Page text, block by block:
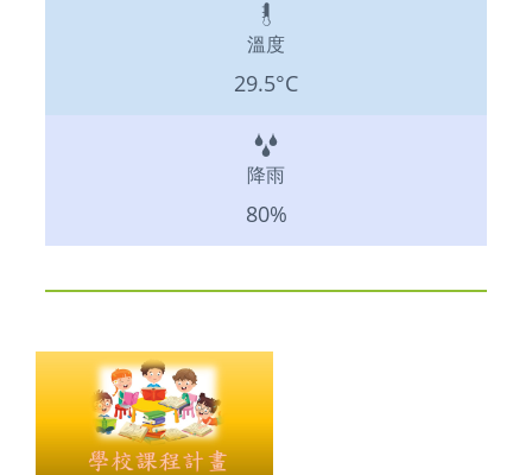
溫度
29.5°C
降雨
80%